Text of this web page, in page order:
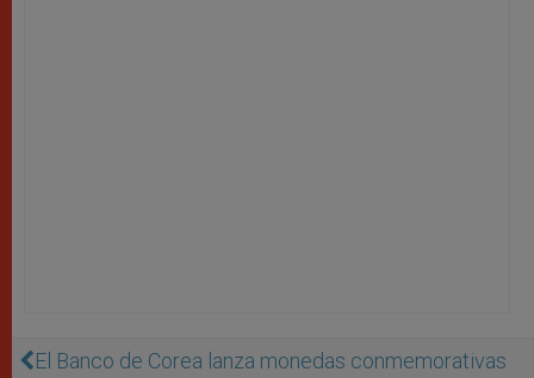
El Banco de Corea lanza monedas conmemorativas